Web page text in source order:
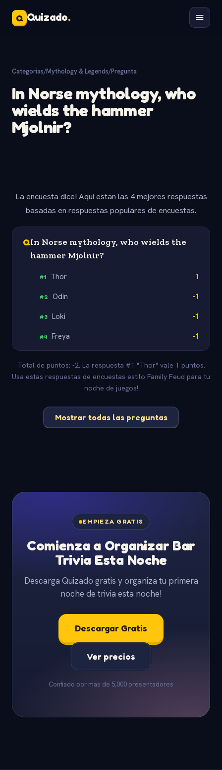
Q Quizado.
Categorias/Mythology & Legends/Pregunta
In Norse mythology, who
wields the hammer
Mjolnir?
La encuesta dice! Aqui estan las 4 mejores respuestas
basadas en respuestas populares de encuestas.
QIn Norse mythology, who wields the
hammer Mjolnir?
#1 Thor 1
#2 Odin -1
#3 Loki -1
#4 Freya -1
Total de puntos: -2. La respuesta #1 "Thor" vale 1 puntos.
Usa estas respuestas de encuestas estilo Family Feud para tu
noche de juegos!
Mostrar todas las preguntas
EMPIEZA GRATIS
Comienza a Organizar Bar
Trivia Esta Noche
Descarga Quizado gratis y organiza tu primera
noche de trivia esta noche!
Descargar Gratis
Ver precios
Confiado por mas de 5,000 presentadores